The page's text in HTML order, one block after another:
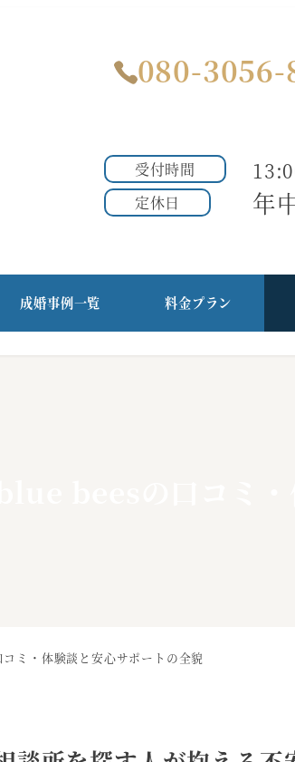
080-3056-
受付時間
定休日 年
成婚事例一覧 料金プラン
ミ・体験談と安心サポートの全貌